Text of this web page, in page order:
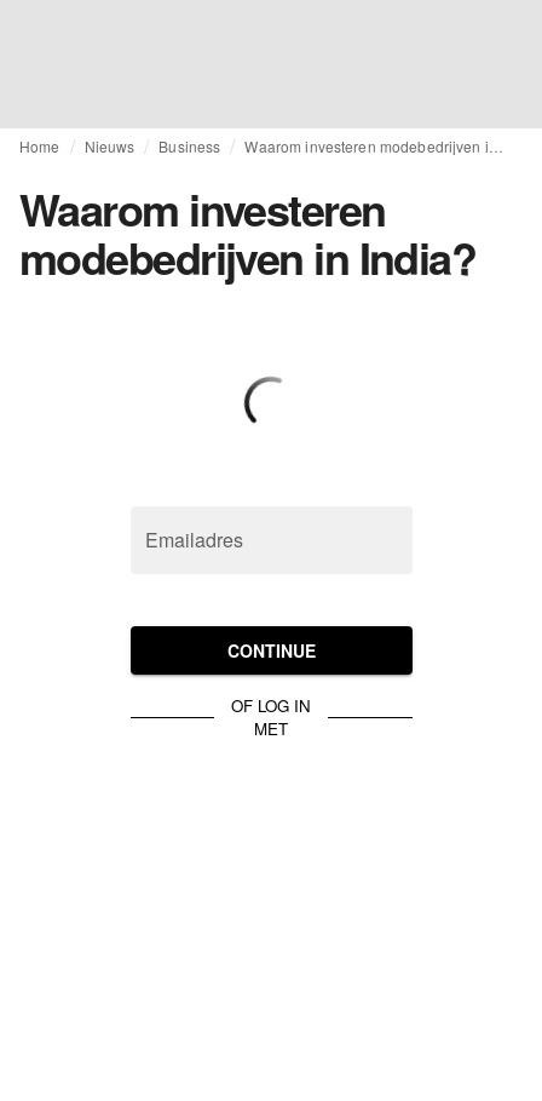
Home Nieuws Business
Waarom investeren
modebedrijven in India?
Emailadres
CONTINUE
OF LOG IN
MET